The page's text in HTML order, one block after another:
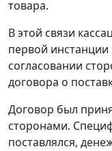
товара.
В этой связи
первой
согласовании
договора о
Договор был
сторонами.
поставлялся,